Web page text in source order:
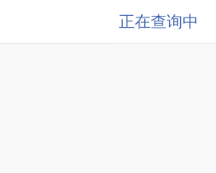
正在查询中